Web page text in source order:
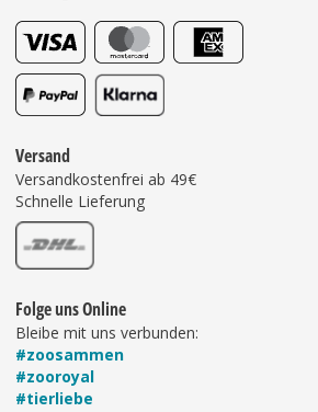
Versand
Versandkostenfrei ab 49€
Schnelle Lieferung
Folge uns Online
Bleibe mit uns verbunden:
#zoosammen
#zooroyal
#tierliebe